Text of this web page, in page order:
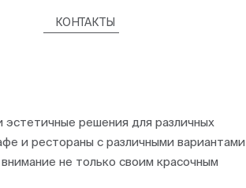
КОНТАКТЫ
решения для различных
и рестораны с различными вариантами
не только своим красочным